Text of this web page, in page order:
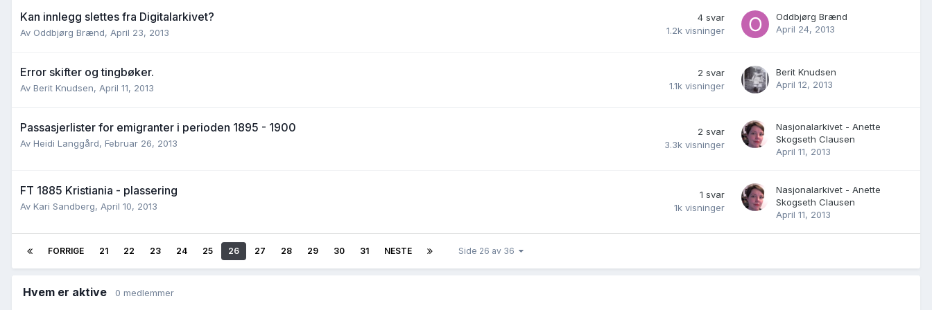
Kan innlegg slettes fra Digitalarkivet?
Av Oddbjørg Brænd, April 23, 2013
4 svar
1.2k visninger
Oddbjørg Brænd
April 24, 2013
Error skifter og tingbøker.
Av Berit Knudsen, April 11, 2013
2 svar
1.1k visninger
Berit Knudsen
April 12, 2013
Passasjerlister for emigranter i perioden 1895 - 1900
Av Heidi Langgård, Februar 26, 2013
2 svar
3.3k visninger
Nasjonalarkivet - Anette
Skogseth Clausen
April 11, 2013
FT 1885 Kristiania - plassering
Av Kari Sandberg, April 10, 2013
1 svar
1k visninger
Nasjonalarkivet - Anette
Skogseth Clausen
April 11, 2013
FORRIGE 21 22 23 24 25 26 27 28 29 30 31 NESTE Side 26 av 36
Hvem er aktive 0 medlemmer